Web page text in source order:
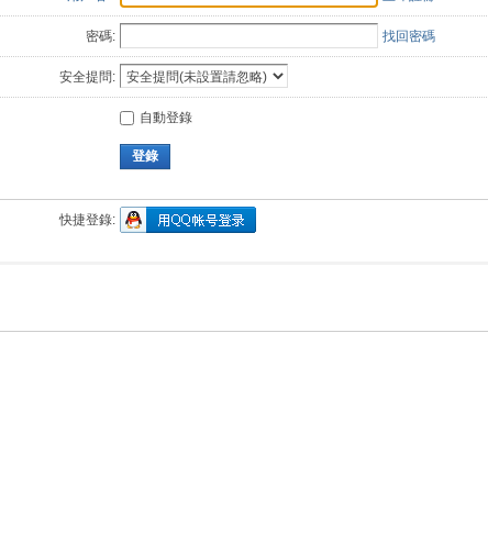
密碼: 找回密碼
安全提問:
自動登錄
登錄
快捷登錄: